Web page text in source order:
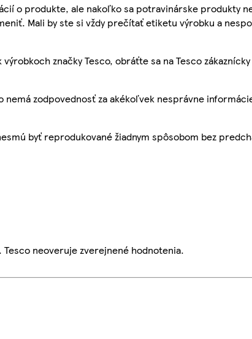
o produkte, ale nakoľko sa potravinárske produkty
Mali by ste si vždy prečítať etiketu výrobku a
značky Tesco, obráťte sa na Tesco
zodpovednosť za akékoľvek nesprávne
byť reprodukované žiadnym spôsobom bez
neoveruje zverejnené hodnotenia.